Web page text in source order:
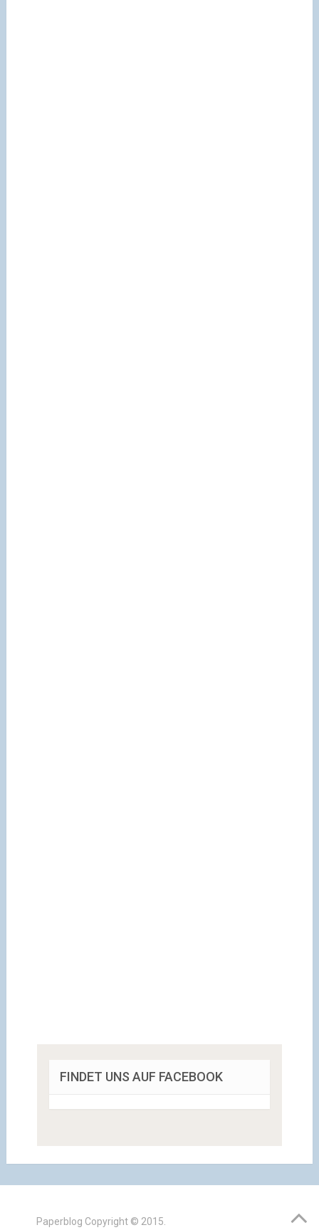
FINDET UNS AUF FACEBOOK
Paperblog Copyright © 2015.